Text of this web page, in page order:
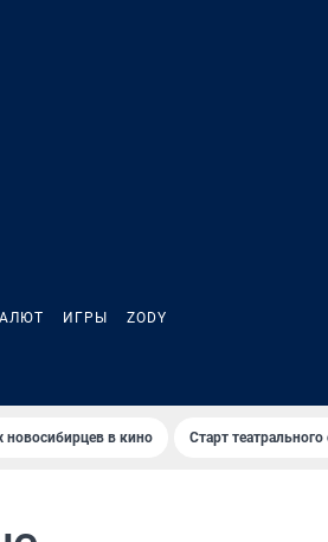
ИГРЫ ZODY
в кино Старт театрального